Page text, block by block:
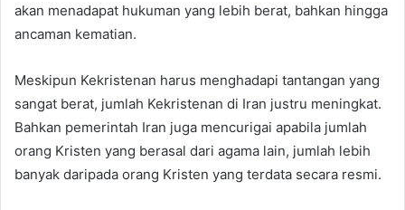
akan menadapat hukuman yang lebih berat, bahkan hingga
ancaman kematian.
Meskipun Kekristenan harus menghadapi tantangan yang
sangat berat, jumlah Kekristenan di Iran justru meningkat.
Bahkan pemerintah Iran juga mencurigai apabila jumlah
orang Kristen yang berasal dari agama lain, jumlah lebih
banyak daripada orang Kristen yang terdata secara resmi.